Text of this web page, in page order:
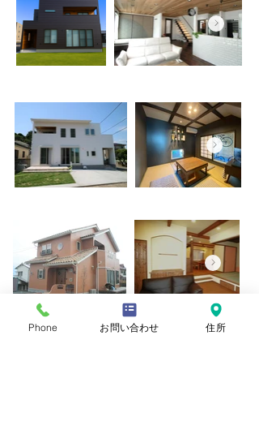
Phone お問い合わせ 住所